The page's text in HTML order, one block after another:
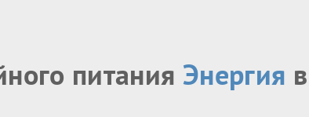
питания Энергия в